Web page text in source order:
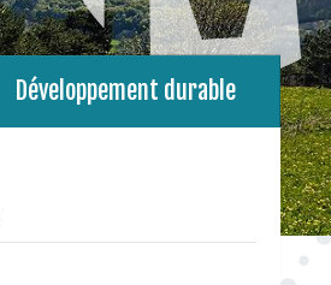
Développement durable